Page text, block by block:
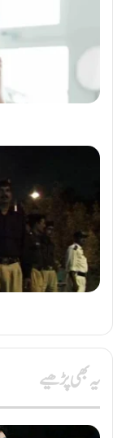
یہ بھی پڑھیے